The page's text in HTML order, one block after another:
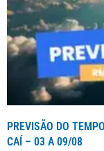
PREVISÃO DO
CAÍ – 03 A 09/08